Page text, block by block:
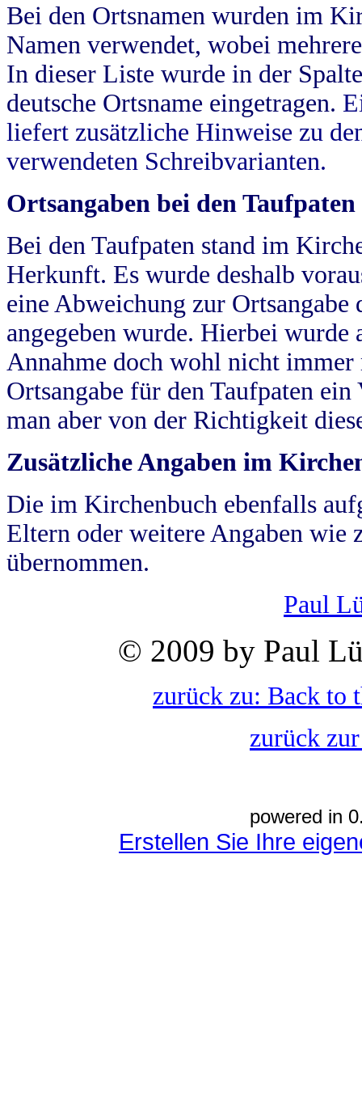
Bei den Ortsnamen wurden im
Namen verwendet, wobei
In dieser Liste wurde in der
deutsche Ortsname eingetragen.
liefert zusätzliche Hinweise zu
verwendeten Schreibvarianten.
Ortsangaben bei den Taufpaten
Bei den Taufpaten stand im
Herkunft. Es wurde deshalb
eine Abweichung zur
angegeben wurde. Hierbei wurde
Annahme doch wohl nicht
Ortsangabe für den Taufpaten
man aber von der Richtigkeit
Zusätzliche Angaben im
Die im Kirchenbuch ebenfalls
Eltern oder weitere Angaben wie
übernommen.
Paul
© 2009 by Paul
zurück zu: Back to
zurück
powered in
Erstellen Sie Ihre